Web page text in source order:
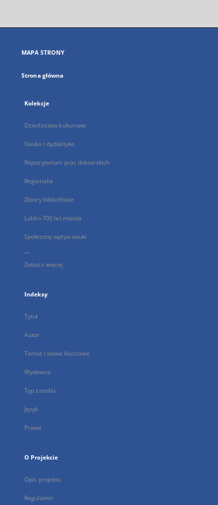
się
karcie
MAPA STRONY
Strona główna
Kolekcje
Dziedzictwo kulturowe
Nauka i dydaktyka
Repozytorium prac doktorskich
Regionalia
Zbiory bibliofilskie
Lublin 700 lat miasta
Społeczny wpływ nauki
...
Zobacz więcej
Indeksy
Tytuł
Autor
Temat i słowa kluczowe
Wydawca
Typ zasobu
Język
Prawa
O Projekcie
Opis projektu
Regulamin